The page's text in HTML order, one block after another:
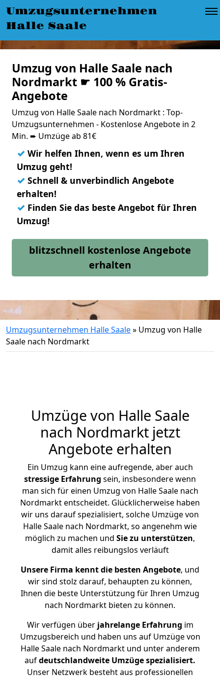
Umzugsunternehmen
Halle Saale
Umzug von Halle Saale nach
Nordmarkt ☛ 100 % Gratis-
Angebote
Umzug von Halle Saale nach Nordmarkt : Top-
Umzugsunternehmen - Kostenlose Angebote in 2
Min. ➨ Umzüge ab 81€
✓ Wir helfen Ihnen, wenn es um Ihren
Umzug geht!
✓ Schnell & unverbindlich Angebote
erhalten!
✓ Finden Sie das beste Angebot für Ihren
Umzug!
blitzschnell kostenlose Angebote
erhalten
Umzugsunternehmen Halle Saale» Umzug von Halle
Saale nach Nordmarkt
Umzüge von Halle Saale
nach Nordmarkt jetzt
Angebote erhalten
Ein Umzug kann eine aufregende, aber auch
stressige Erfahrung sein, insbesondere wenn
man sich für einen Umzug von Halle Saale nach
Nordmarkt entscheidet. Glücklicherweise haben
wir uns darauf spezialisiert, solche Umzüge von
Halle Saale nach Nordmarkt, so angenehm wie
möglich zu machen und Sie zu unterstützen,
damit alles reibungslos verläuft
Unsere Firma kennt die besten Angebote, und
wir sind stolz darauf, behaupten zu können,
Ihnen die beste Unterstützung für Ihren Umzug
nach Nordmarkt bieten zu können.
Wir verfügen überjahrelange Erfahrung im
Umzugsbereich und haben uns auf Umzüge von
Halle Saale nach Nordmarkt und unter anderem
aufdeutschlandweite Umzüge spezialisiert.
Unser Netzwerk besteht aus professionellen